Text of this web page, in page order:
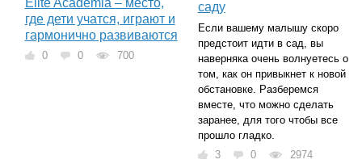
где дети учатся, играют и
гармонично развиваются
0 0 700
саду
Если вашему малышу скоро
предстоит идти в сад, вы
наверняка очень волнуетесь о
том, как он привыкнет к новой
обстановке. Разберемся
вместе, что можно сделать
заранее, для того чтобы все
прошло гладко.
3
0 2974